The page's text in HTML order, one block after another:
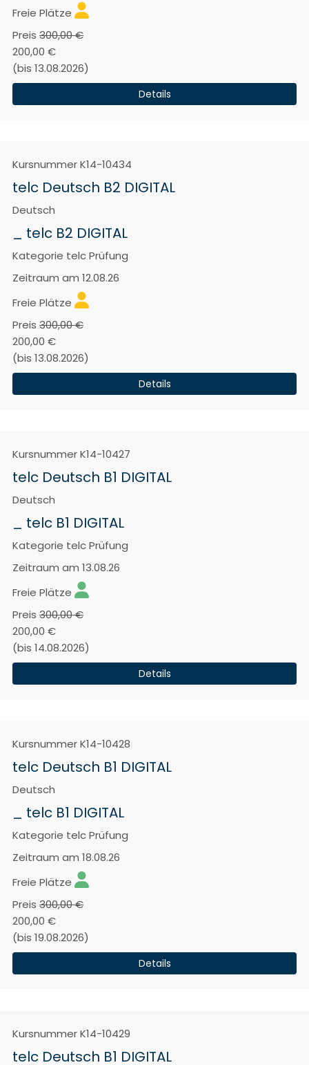
Freie Plätze
Preis 300,00 €
200,00 €
(bis 13.08.2026)
Details
KursnummerK14-10434
telc Deutsch B2 DIGITAL
Deutsch
_ telc B2 DIGITAL
Kategorie telc Prüfung
Zeitraum am 12.08.26
Freie Plätze
Preis 300,00 €
200,00 €
(bis 13.08.2026)
Details
KursnummerK14-10427
telc Deutsch B1 DIGITAL
Deutsch
_ telc B1 DIGITAL
Kategorie telc Prüfung
Zeitraum am 13.08.26
Freie Plätze
Preis 300,00 €
200,00 €
(bis 14.08.2026)
Details
KursnummerK14-10428
telc Deutsch B1 DIGITAL
Deutsch
_ telc B1 DIGITAL
Kategorie telc Prüfung
Zeitraum am 18.08.26
Freie Plätze
Preis 300,00 €
200,00 €
(bis 19.08.2026)
Details
KursnummerK14-10429
telc Deutsch B1 DIGITAL